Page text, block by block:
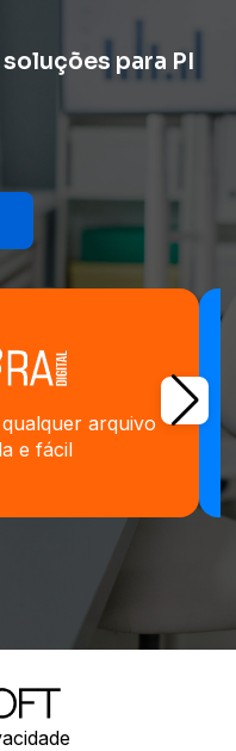
para PI
arquivo
e fácil